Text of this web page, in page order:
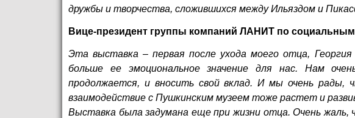
дружбы и творчества, сложившихся между Ильяздом и
Вице-президент группы компаний ЛАНИТ по социальным
Эта выставка – первая после ухода моего отца,
больше ее эмоциональное значение для нас. Нам
продолжается, и вносить свой вклад. И мы очень рады,
взаимодействие с Пушкинским музеем тоже растет и
Выставка была задумана еще при жизни отца. Очень